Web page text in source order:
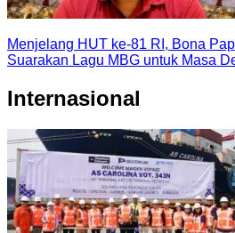
Menjelang HUT ke-81 RI, Bona
Suarakan Lagu MBG untuk Masa
Internasional